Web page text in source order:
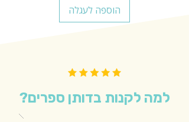
הוספה לעגלה
למה לקנות בדותן ספרים?